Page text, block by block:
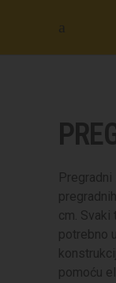
cm. Svaki
potrebno
pomoću